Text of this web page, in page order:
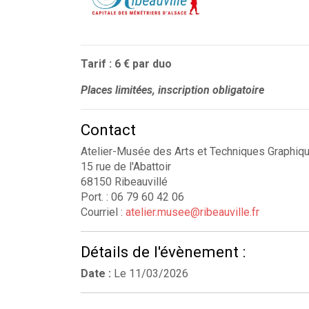
Tarif : 6 € par duo
Places limitées, inscription obligatoire
Contact
Atelier-Musée des Arts et Techniques
15 rue de l'Abattoir
68150 Ribeauvillé
Port. : 06 79 60 42 06
Courriel : atelier.musee@ribeauville.fr
Détails de l'évènement :
Date : Le 11/03/2026